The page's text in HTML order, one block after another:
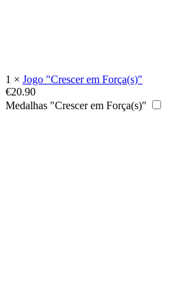
1 × Jogo "Crescer em Força(s)"
€20.90
Medalhas "Crescer em Força(s)"